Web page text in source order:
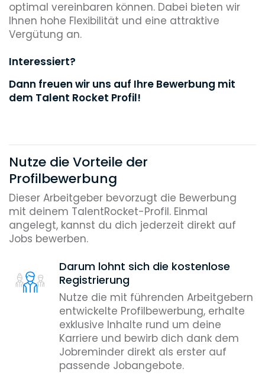
optimal vereinbaren können. Dabei bieten wir
Ihnen hohe Flexibilität und eine attraktive
Vergütung an.
Interessiert?
Dann freuen wir uns auf Ihre Bewerbung mit
dem Talent Rocket Profil!
Nutze die Vorteile der
Profilbewerbung
Dieser Arbeitgeber bevorzugt die Bewerbung
mit deinem TalentRocket-Profil. Einmal
angelegt, kannst du dich jederzeit direkt auf
Jobs bewerben.
Darum lohnt sich die kostenlose
Registrierung
Nutze die mit führenden Arbeitgebern
entwickelte Profilbewerbung, erhalte
exklusive Inhalte rund um deine
Karriere und bewirb dich dank dem
Jobreminder direkt als erster auf
passende Jobangebote.